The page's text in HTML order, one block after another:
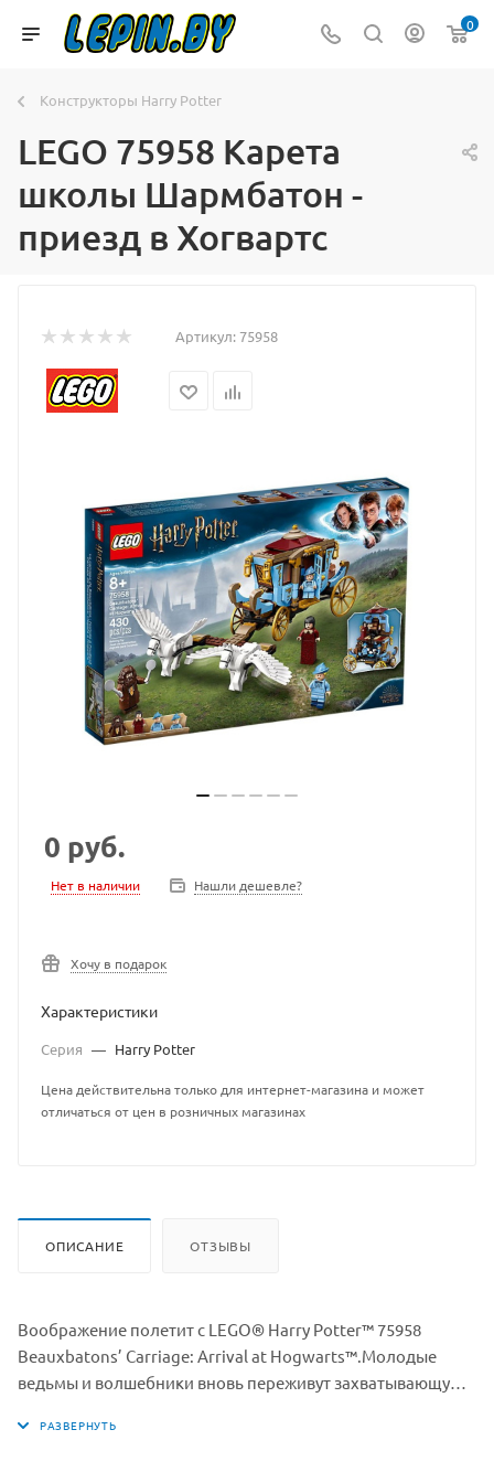
0
Конструкторы Harry Potter
LEGO 75958 Карета
школы Шармбатон -
приезд в Хогвартс
Артикул: 75958
0 руб.
Нет в наличии Нашли дешевле?
Хочу в подарок
Характеристики
Серия — Harry Potter
Цена действительна только для интернет-магазина и может
отличаться от цен в розничных магазинах
ОПИСАНИЕ ОТЗЫВЫ
Воображение полетит с LEGO® Harry Potter™ 75958
Beauxbatons’ Carriage: Arrival at Hogwarts™.Молодые
ведьмы и волшебники вновь переживут захватывающую
летающая карета совершает потрясающее путешествие в